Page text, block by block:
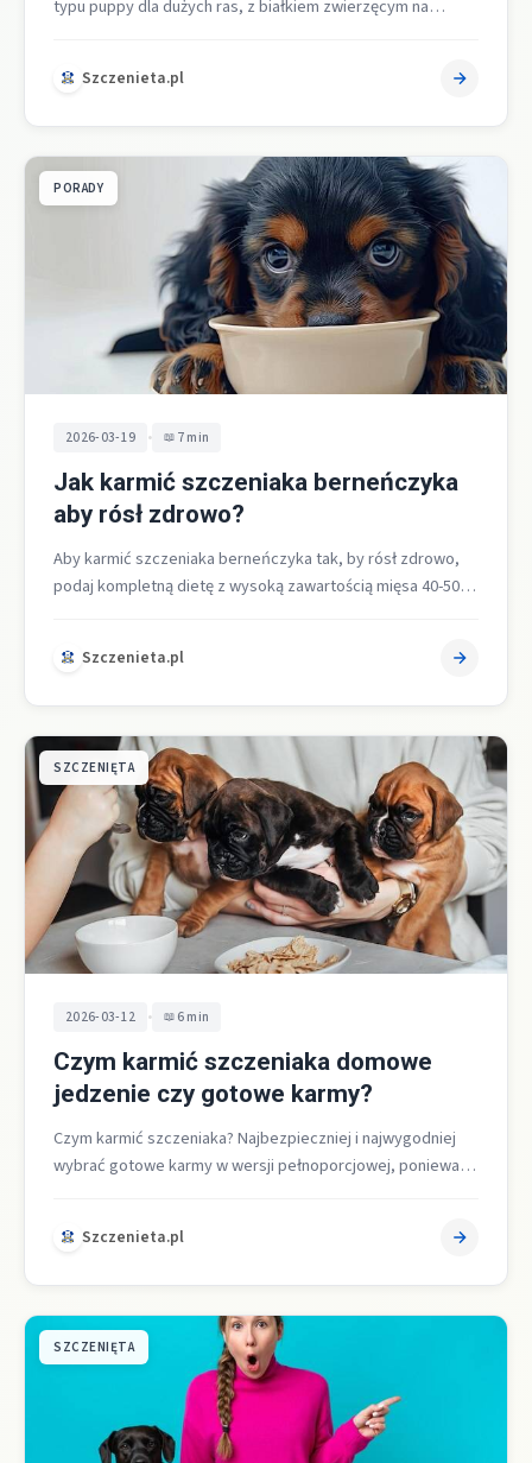
typu puppy dla dużych ras, z białkiem zwierzęcym na
Szczenieta.pl
PORADY
2026-03-19 • 7 min
Jak karmić szczeniaka berneńczyka
aby rósł zdrowo?
Aby karmić szczeniaka berneńczyka tak, by rósł zdrowo,
podaj kompletną dietę z wysoką zawartością mięsa 40-50
Szczenieta.pl
SZCZENIĘTA
2026-03-12 • 6 min
Czym karmić szczeniaka domowe
jedzenie czy gotowe karmy?
Czym karmić szczeniaka? Najbezpieczniej i najwygodniej
wybrać gotowe karmy w wersji pełnoporcjowej, ponieważ
Szczenieta.pl
SZCZENIĘTA